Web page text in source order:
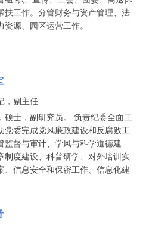
扶工作。分管财务与资产管理、法
资源、园区运营工作。
，副主任
硕士，副研究员。 负责纪委全面工
党委完成党风廉政建设和反腐败工
监督与审计、学风与科学道德建
制度建设、科普研学、对外培训实
、信息安全和保密工作、信息化建